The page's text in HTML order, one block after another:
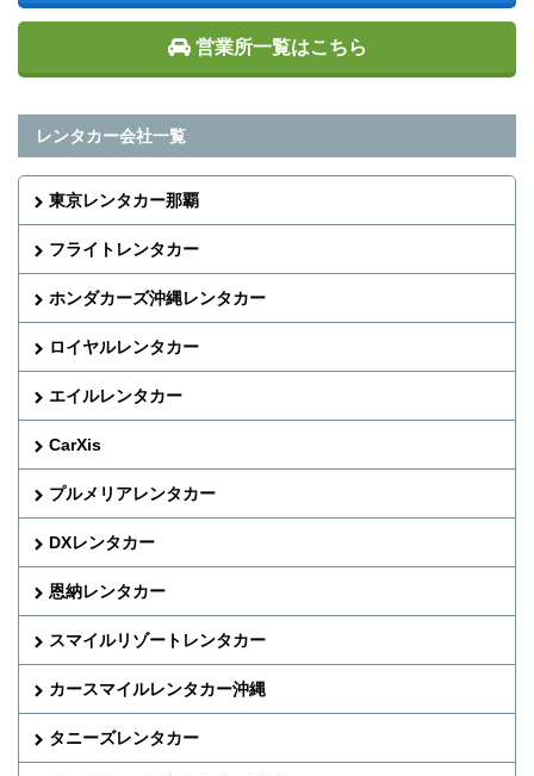
営業所一覧はこちら
レンタカー会社一覧
東京レンタカー那覇
フライトレンタカー
ホンダカーズ沖縄レンタカー
ロイヤルレンタカー
エイルレンタカー
CarXis
プルメリアレンタカー
DXレンタカー
恩納レンタカー
スマイルリゾートレンタカー
カースマイルレンタカー沖縄
タニーズレンタカー